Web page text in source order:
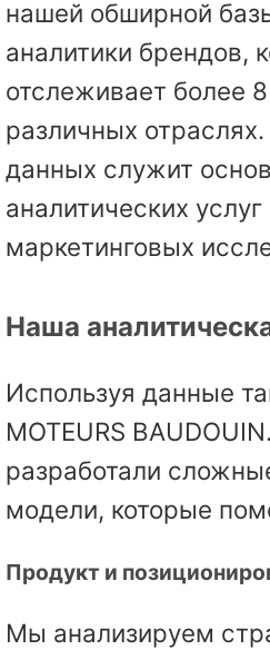
нашей обширной
аналитики брендов,
отслеживает более
различных
данных служит
аналитических
маркетинговых
Наша
Используя данные
MOTEURS
разработали
модели, которые
Продукт и
Мы анализируем